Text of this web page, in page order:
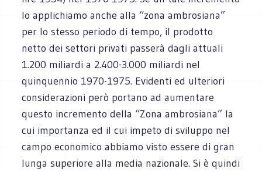
lo applichiamo anche alla “zona ambrosiana”
per lo stesso periodo di tempo, il prodotto
netto dei settori privati passerà dagli attuali
1.200 miliardi a 2.400-3.000 miliardi nel
quinquennio 1970-1975. Evidenti ed ulteriori
considerazioni però portano ad aumentare
questo incremento della “Zona ambrosiana” la
cui importanza ed il cui impeto di sviluppo nel
campo economico abbiamo visto essere di gran
lunga superiore alla media nazionale. Si è quindi